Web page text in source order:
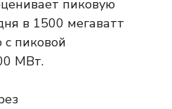
пиковую
в 1500 мегаватт
пиковой
МВт.